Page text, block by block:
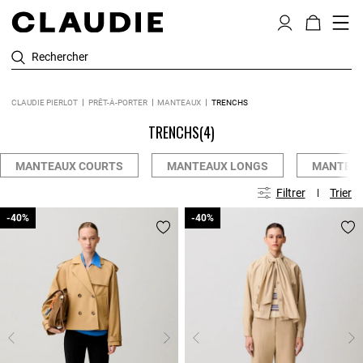
Rechercher
CLAUDIE PIERLOT PRÊT-À-PORTER MANTEAUX TRENCHS
TRENCHS(4)
MANTEAUX COURTS MANTEAUX LONGS
Filtrer Trier
-40%
-40% -40%
-40%